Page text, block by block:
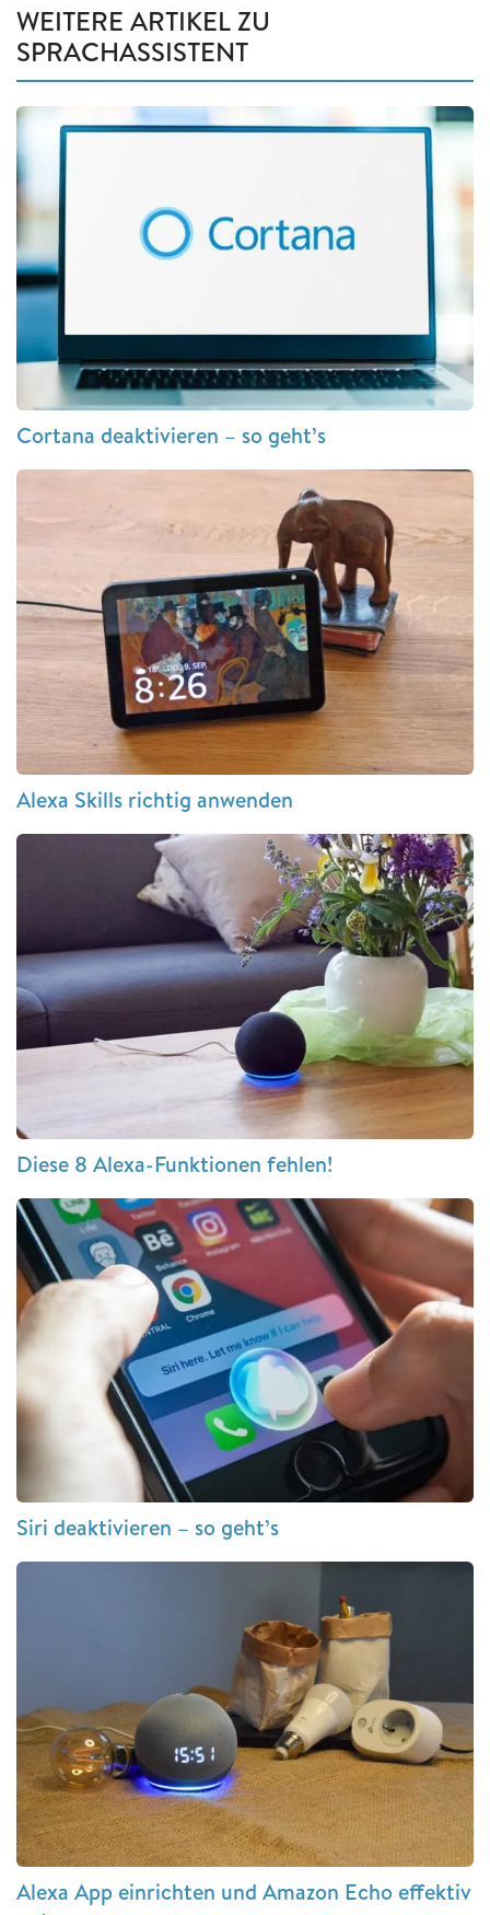
WEITERE ARTIKEL ZU
SPRACHASSISTENT
Cortana deaktivieren – so geht’s
Alexa Skills richtig anwenden
Diese 8 Alexa-Funktionen fehlen!
Siri deaktivieren – so geht’s
Alexa App einrichten und Amazon Echo effektiv